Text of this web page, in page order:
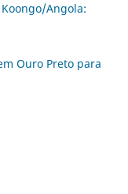
Angola:
Ouro Preto para